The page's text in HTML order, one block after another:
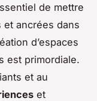
de mettre
ancrées dans
d’espaces
est primordiale.
et au
et